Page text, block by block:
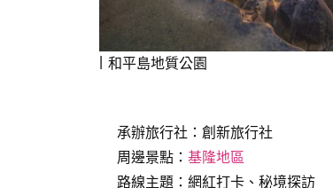
和平島地質公園
承辦旅行社： 創新旅行社
周邊景點： 基隆地區
路線主題：網紅打卡、秘境探訪